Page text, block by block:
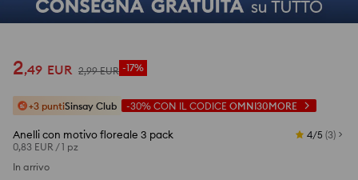
2,49 EUR 2,99 EUR -17%
+3 puntiSinsay Club -30% CON IL CODICE OMNI30MORE
Anelli con motivo floreale 3 pack
0,83 EUR /1 pz
4/5 (3)
In arrivo